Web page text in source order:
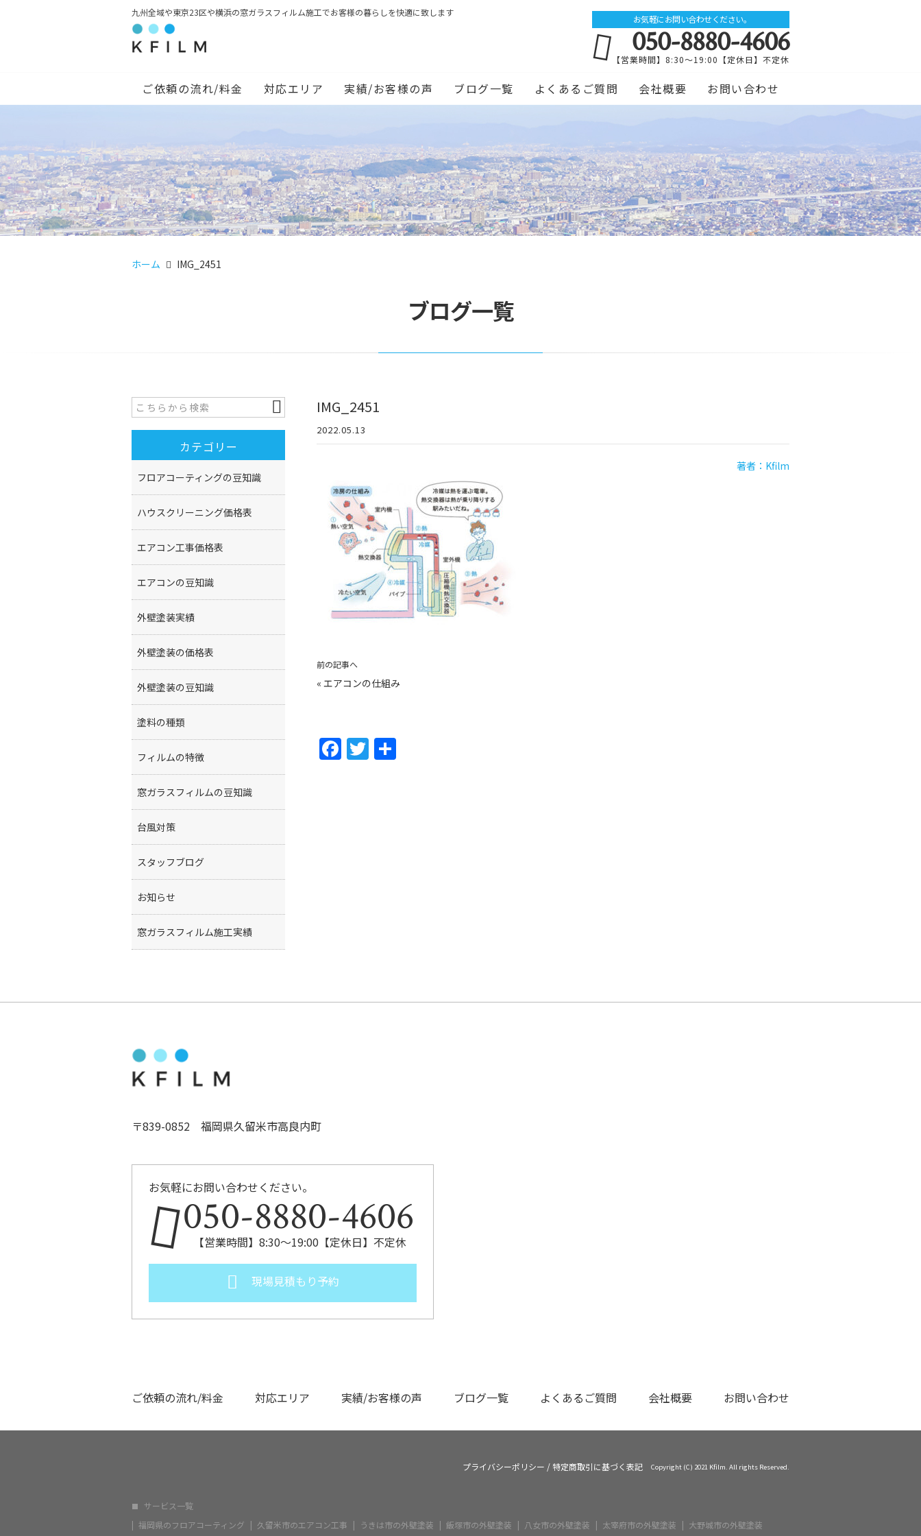
九州全域や東京23区や横浜の窓ガラスフィルム施工でお客様の暮らしを快適に致します
お気軽にお問い合わせください。
050-8880-4606
【営業時間】8:30～19:00【定休日】不定休
ご依頼の流れ/料金 対応エリア 実績/お客様の声 ブログ一覧 よくあるご質問 会社概要 お問い合わせ
ホーム IMG_2451
ブログ一覧
IMG_2451
2022.05.13
著者：Kfilm
前の記事へ
« エアコンの仕組み
F T
カテゴリー
フロアコーティングの豆知識
ハウスクリーニング価格表
エアコン工事価格表
エアコンの豆知識
外壁塗装実績
外壁塗装の価格表
外壁塗装の豆知識
塗料の種類
フィルムの特徴
窓ガラスフィルムの豆知識
台風対策
スタッフブログ
お知らせ
窓ガラスフィルム施工実績
〒839-0852 福岡県久留米市高良内町
お気軽にお問い合わせください。
050-8880-4606
【営業時間】8:30～19:00【定休日】不定休
現場見積もり予約
ご依頼の流れ/料金 対応エリア 実績/お客様の声 ブログ一覧 よくあるご質問 会社概要 お問い合わせ
プライバシーポリシー /特定商取引に基づく表記 Copyright (C) 2021 Kfilm. All rights Reserved.
サービス一覧
福岡県のフロアコーティング
久留米市のエアコン工事 うきは市の外壁塗装 飯塚市の外壁塗装 八女市の外壁塗装 太宰府市の外壁塗装 大野城市の外壁塗装